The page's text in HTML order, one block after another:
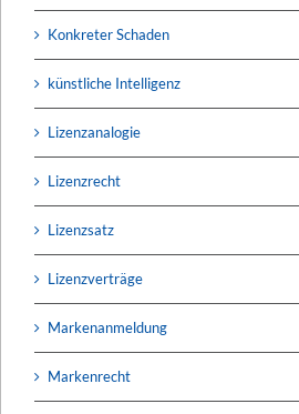
Konkreter Schaden
künstliche Intelligenz
Lizenzanalogie
Lizenzrecht
Lizenzsatz
Lizenzverträge
Markenanmeldung
Markenrecht